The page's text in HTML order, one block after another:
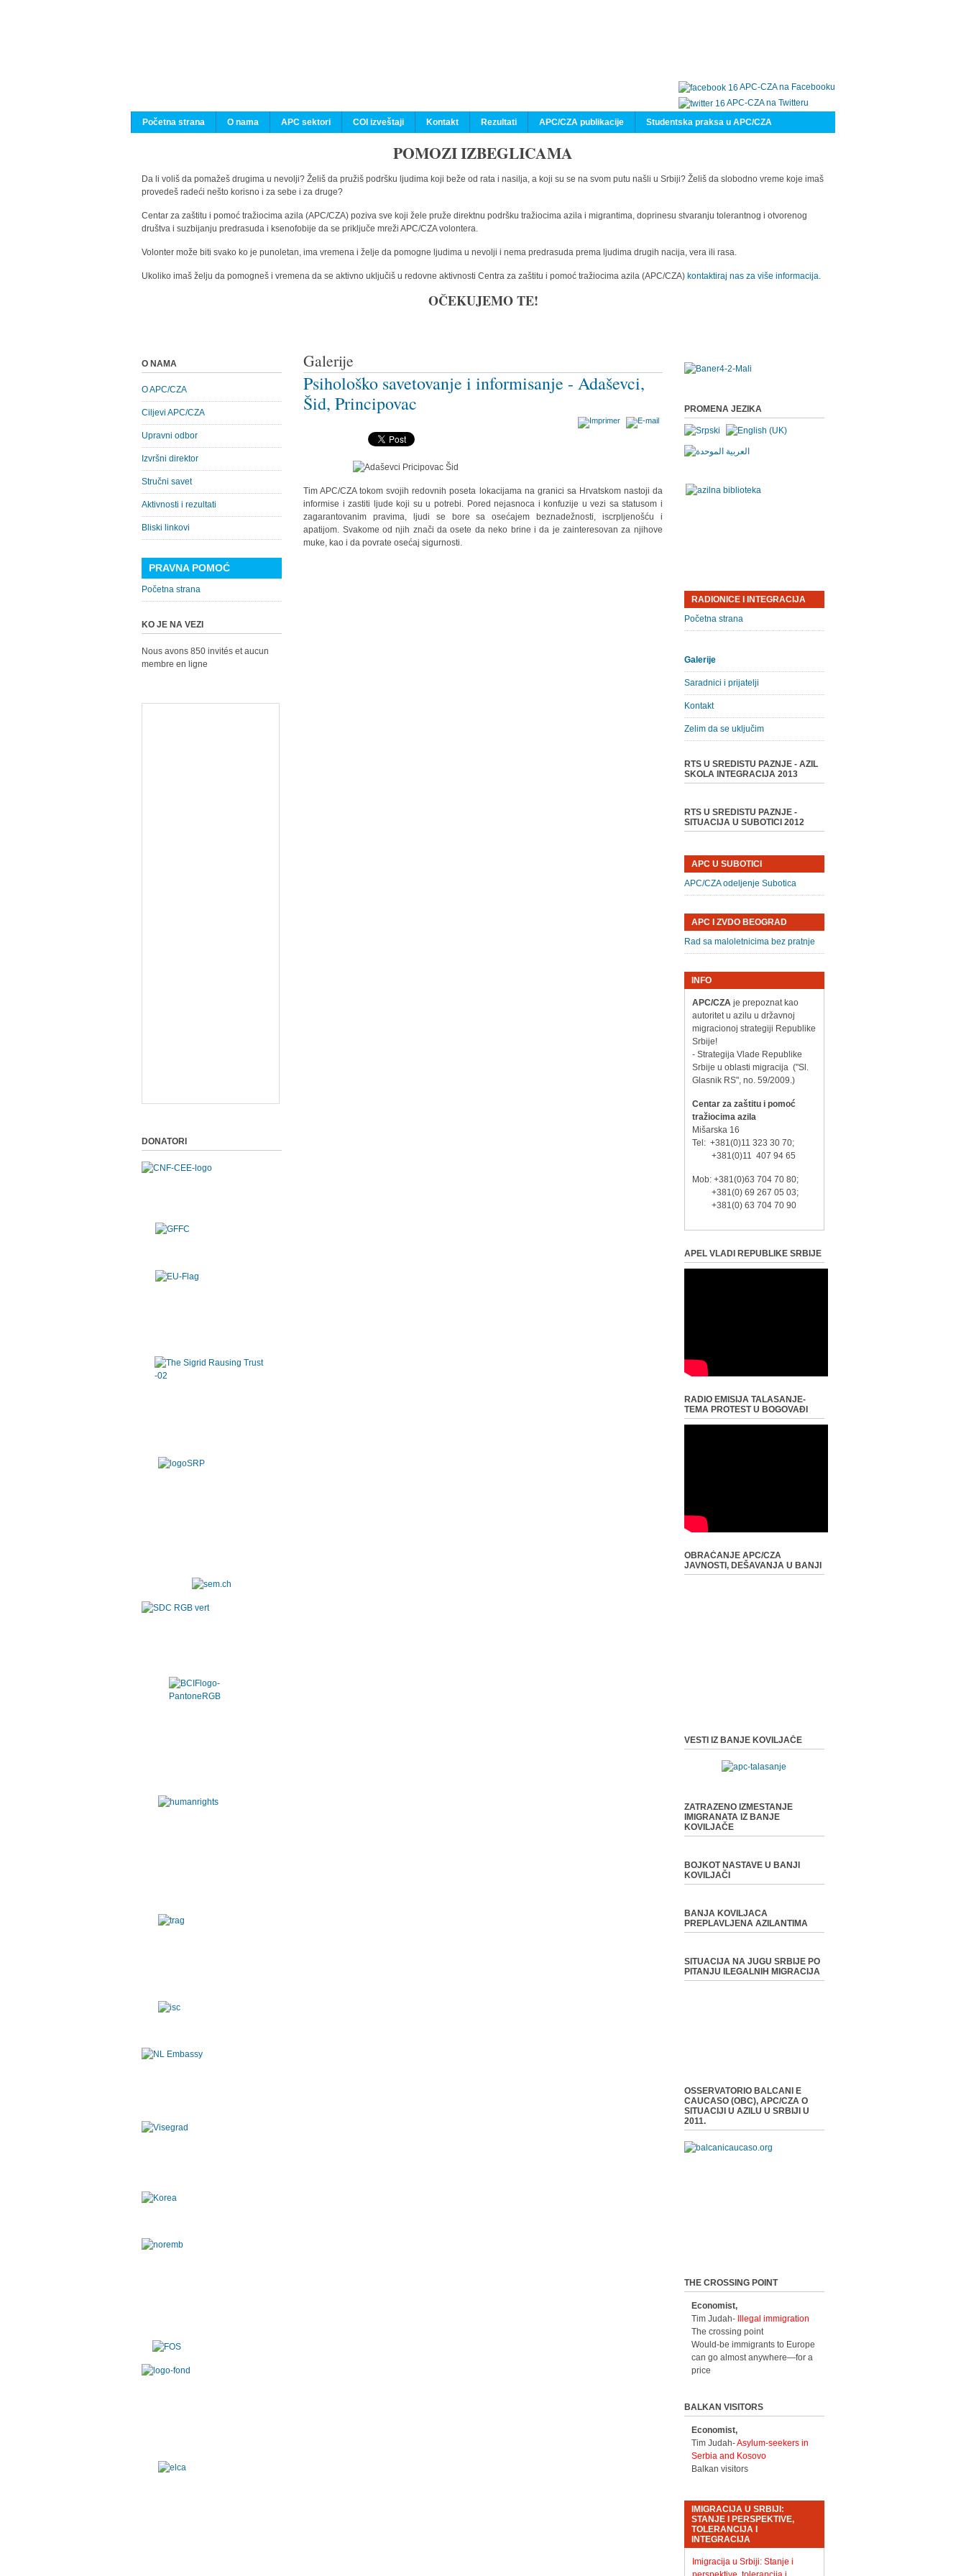
APC-CZA na Facebooku
APC-CZA na Twitteru
Početna strana
O nama APC sektori COI izveštaji Kontakt Rezultati APC/CZA publikacije Studentska praksa u APC/CZA
POMOZI IZBEGLICAMA
Da li voliš da pomažeš drugima u nevolji? Želiš da pružiš podršku ljudima koji beže od rata i nasilja, a koji su se na svom putu našli u Srbiji? Želiš da slobodno vreme koje imaš
provedeš radeći nešto korisno i za sebe i za druge?
Centar za zaštitu i pomoć tražiocima azila (APC/CZA) poziva sve koji žele pruže direktnu podršku tražiocima azila i migrantima, doprinesu stvaranju tolerantnog i otvorenog
društva i suzbijanju predrasuda i ksenofobije da se priključe mreži APC/CZA volontera.
Volonter može biti svako ko je punoletan, ima vremena i želje da pomogne ljudima u nevolji i nema predrasuda prema ljudima drugih nacija, vera ili rasa.
Ukoliko imaš želju da pomogneš i vremena da se aktivno uključiš u redovne aktivnosti Centra za zaštitu i pomoć tražiocima azila (APC/CZA) kontaktiraj nas za više informacija.
OČEKUJEMO TE!
Galerije
Psihološko savetovanje i informisanje - Adaševci,
Šid, Principovac
Tim APC/CZA tokom svojih redovnih poseta lokacijama na granici sa Hrvatskom nastoji da
informise i zastiti ljude koji su u potrebi. Pored nejasnoca i konfuzije u vezi sa statusom i
zagarantovanim pravima, ljudi se bore sa osećajem beznadežnosti, iscrpljenošću i
apatijom. Svakome od njih znači da osete da neko brine i da je zainteresovan za njihove
muke, kao i da povrate osećaj sigurnosti.
O NAMA
O APC/CZA
Ciljevi APC/CZA
Upravni odbor
Izvršni direktor
Stručni savet
Aktivnosti i rezultati
Bliski linkovi
PRAVNA POMOĆ
Početna strana
KO JE NA VEZI
Nous avons 850 invités et aucun
membre en ligne
DONATORI
PROMENA JEZIKA
RADIONICE I INTEGRACIJA
Početna strana
Galerije
Saradnici i prijatelji
Kontakt
Zelim da se uključim
RTS U SREDISTU PAZNJE - AZIL
SKOLA INTEGRACIJA 2013
RTS U SREDISTU PAZNJE -
SITUACIJA U SUBOTICI 2012
APC U SUBOTICI
APC/CZA odeljenje Subotica
APC I ZVDO BEOGRAD
Rad sa maloletnicima bez pratnje
INFO
APC/CZAje prepoznat kao
autoritet u azilu u državnoj
migracionoj strategiji Republike
Srbije!
- Strategija Vlade Republike
Srbije u oblasti migracija ("Sl.
Glasnik RS", no. 59/2009.)
Centar za zaštitu i pomoć
tražiocima azila
Mišarska 16
Tel: +381(0)11 323 30 70;
+381(0)11 407 94 65
Mob: +381(0)63 704 70 80;
+381(0) 69 267 05 03;
+381(0) 63 704 70 90
APEL VLADI REPUBLIKE SRBIJE
RADIO EMISIJA TALASANJE-
TEMA PROTEST U BOGOVAĐI
OBRAĆANJE APC/CZA
JAVNOSTI, DEŠAVANJA U BANJI
VESTI IZ BANJE KOVILJAČE
ZATRAZENO IZMESTANJE
IMIGRANATA IZ BANJE
KOVILJAČE
BOJKOT NASTAVE U BANJI
KOVILJAČI
BANJA KOVILJACA
PREPLAVLJENA AZILANTIMA
SITUACIJA NA JUGU SRBIJE PO
PITANJU ILEGALNIH MIGRACIJA
OSSERVATORIO BALCANI E
CAUCASO (OBC), APC/CZA O
SITUACIJI U AZILU U SRBIJI U
2011.
THE CROSSING POINT
Economist,
Tim Judah-
Illegal immigration
The crossing point
Would-be immigrants to Europe
can go almost anywhere—for a
price
BALKAN VISITORS
Economist,
Tim Judah-Asylum-seekers in
Serbia and Kosovo
Balkan visitors
IMIGRACIJA U SRBIJI:
STANJE I PERSPEKTIVE,
TOLERANCIJA I
INTEGRACIJA
Imigracija u Srbiji: Stanje i